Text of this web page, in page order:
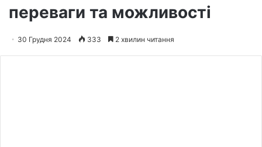
переваги та можливості
30 Грудня 2024 333 2 хвилин читання